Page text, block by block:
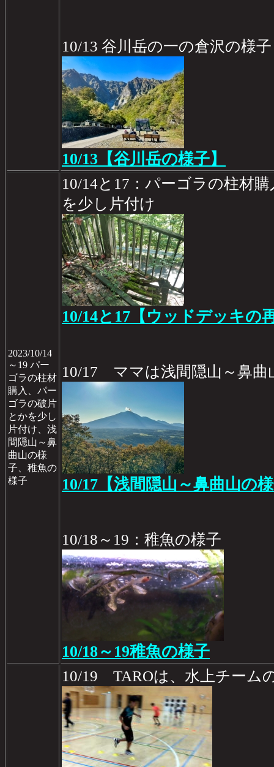
10/13 谷川岳の一の倉沢の様子
10/13【谷川岳の様子】
2023/10/14
～19 パー
ゴラの柱材
購入、パー
ゴラの破片
とかを少し
片付け、浅
間隠山～鼻
曲山の様
子、稚魚の
様子
10/14と17：パーゴラの柱材
を少し片付け
10/14と17【ウッドデッキの
10/17 ママは浅間隠山～鼻曲
10/17【浅間隠山～鼻曲山の
10/18～19：稚魚の様子
10/18～19稚魚の様子
10/19 TAROは、水上チーム